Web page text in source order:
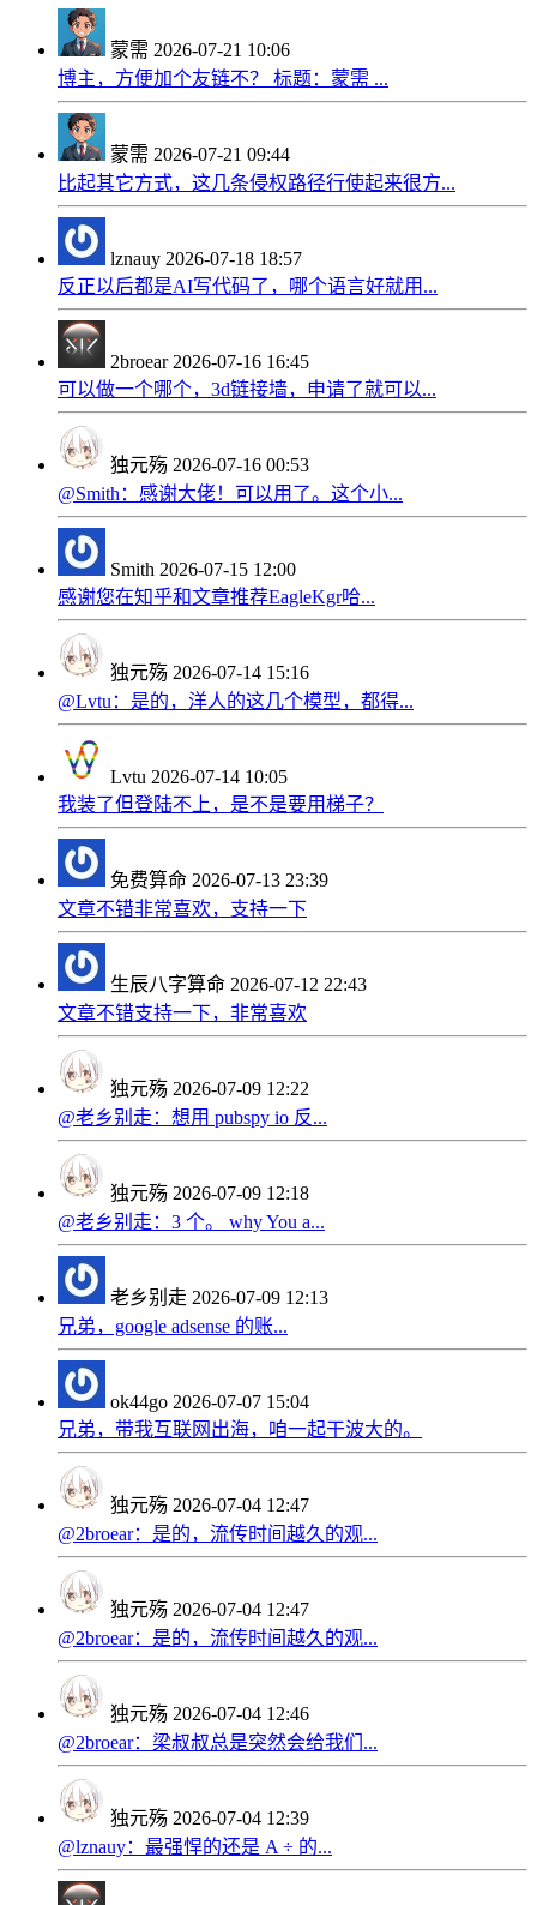
蒙需 2026-07-21 10:06
博主，方便加个友链不？ 标题：蒙需 ...
蒙需 2026-07-21 09:44
比起其它方式，这几条侵权路径行使起来很方...
lznauy 2026-07-18 18:57
反正以后都是AI写代码了，哪个语言好就用...
2broear 2026-07-16 16:45
可以做一个哪个，3d链接墙，申请了就可以...
独元殇 2026-07-16 00:53
@Smith：感谢大佬！可以用了。这个小...
Smith 2026-07-15 12:00
感谢您在知乎和文章推荐EagleKgr哈...
独元殇 2026-07-14 15:16
@Lvtu：是的，洋人的这几个模型，都得...
Lvtu 2026-07-14 10:05
我装了但登陆不上，是不是要用梯子？
免费算命 2026-07-13 23:39
文章不错非常喜欢，支持一下
生辰八字算命 2026-07-12 22:43
文章不错支持一下，非常喜欢
独元殇 2026-07-09 12:22
@老乡别走：想用 pubspy io 反...
独元殇 2026-07-09 12:18
@老乡别走：3 个。 why You a...
老乡别走 2026-07-09 12:13
兄弟，google adsense 的账...
ok44go 2026-07-07 15:04
兄弟，带我互联网出海，咱一起干波大的。
独元殇 2026-07-04 12:47
@2broear：是的，流传时间越久的观...
独元殇 2026-07-04 12:47
@2broear：是的，流传时间越久的观...
独元殇 2026-07-04 12:46
@2broear：梁叔叔总是突然会给我们...
独元殇 2026-07-04 12:39
@lznauy：最强悍的还是 A ÷ 的...